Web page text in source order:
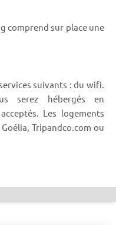
comprend sur place une
suivants : du wifi.
serez hébergés en
Les logements
Tripandco.com ou